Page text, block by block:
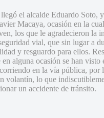
el alcalde Eduardo Soto,
Macaya, ocasión en la
los que le agradecieron la
vial, que sin lugar a
y resguardo para ellos.
en alguna ocasión se han
en la vía pública, por
volantín, lo que
un accidente de tránsito.